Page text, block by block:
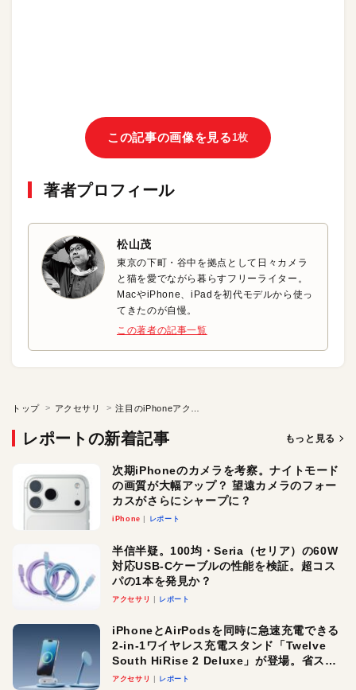
この記事の画像を見る 1枚
著者プロフィール
松山茂
東京の下町・谷中を拠点として日々カメラ
と猫を愛でながら暮らすフリーライター。
MacやiPhone、iPadを初代モデルから使っ
てきたのが自慢。
この著者の記事一覧
トップ アクセサリ
レポートの新着記事 もっと見る
次期iPhoneのカメラを考察。ナイトモード
の画質が大幅アップ？ 望遠カメラのフォー
カスがさらにシャープに？
iPhone レポート
半信半疑。100均・Seria（セリア）の60W
対応USB-Cケーブルの性能を検証。超コス
パの1本を発見か？
アクセサリ レポート
iPhoneとAirPodsを同時に急速充電できる
2-in-1ワイヤレス充電スタンド「Twelve
South HiRise 2 Deluxe」が登場。省スペ
ースでおしゃれに充電したい人にオスス
アクセサリ レポート